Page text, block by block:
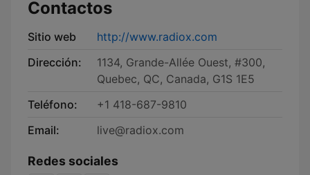
Contactos
Sitio web
http://www.radiox.com
Dirección:
1134, Grande-Allée Ouest, #300,
Quebec, QC, Canada, G1S 1E5
Teléfono:
+1 418-687-9810
Email:
live@radiox.com
Redes sociales